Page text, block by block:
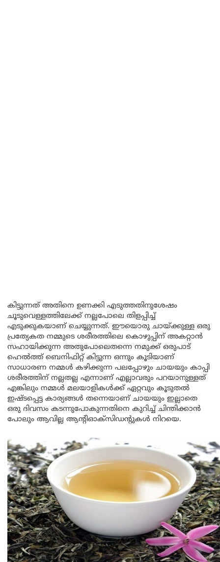
കിട്ടുന്നത് അതിനെ ഉണക്കി എടുത്തതിനുശേഷം
ചൂടുവെള്ളത്തിലേക്ക് നല്ലപോലെ തിളപ്പിച്ച്
എടുക്കുകയാണ് ചെയ്യുന്നത്. ഈയൊരു ചായ്ക്കുള്ള ഒരു
പ്രത്യേകത നമ്മുടെ ശരീരത്തിലെ കൊഴുപ്പിന് അകറ്റാൻ
സഹായിക്കുന്ന അതുപോലെതന്നെ നമുക്ക് ഒരുപാട്
ഹെൽത്ത് ബെനിഫിറ്റ് കിട്ടുന്ന ഒന്നും കൂടിയാണ്
സാധാരണ നമ്മൾ കഴിക്കുന്ന പലപ്പോഴും ചായയും കാപ്പി
ശരീരത്തിന് നല്ലതല്ല എന്നാണ് എല്ലാവരും പറയാനുള്ളത്
എങ്കിലും നമ്മൾ മലയാളികൾക്ക് ഏറ്റവും കൂടുതൽ
ഇഷ്ടപ്പെട്ട കാര്യങ്ങൾ തന്നെയാണ് ചായയും ഇല്ലാതെ
ഒരു ദിവസം കടന്നുപോകുന്നതിനെ കുറിച്ച് ചിന്തിക്കാൻ
പോലും ആവില്ല ആന്റിഓക്സിഡന്റുകൾ നിറയെ.